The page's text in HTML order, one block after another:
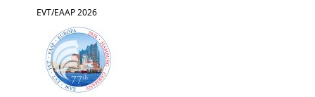
EVT/EAAP 2026